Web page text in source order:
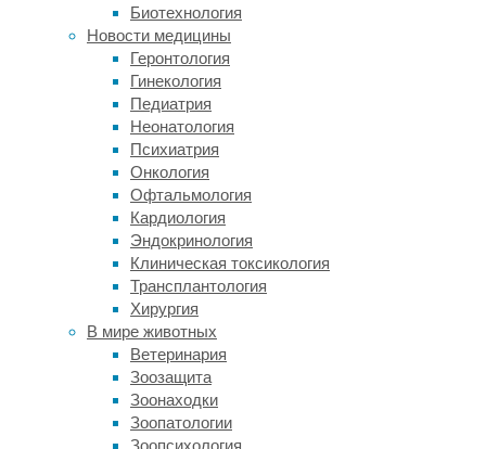
Биотехнология
Новости медицины
Геронтология
Гинекология
Педиатрия
Неонатология
Психиатрия
Онкология
Офтальмология
Кардиология
Эндокринология
Клиническая токсикология
Трансплантология
Хирургия
В мире животных
Ветеринария
Зоозащита
Зоонаходки
Зоопатологии
Зоопсихология
новой
статье,
опубликованной
журнале
Current
Biology.
Профессор
Флориан
Морманн
(Florian
Mormann)
его
коллеги
работали
больными